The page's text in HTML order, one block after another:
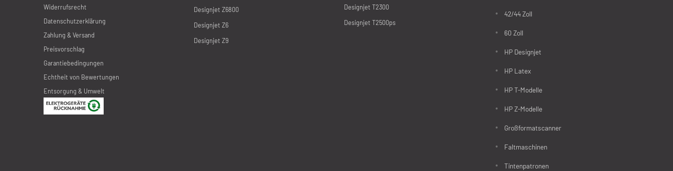
Widerrufsrecht
Datenschutzerklärung
Zahlung & Versand
Preisvorschlag
Garantiebedingungen
Echtheit von Bewertungen
Entsorgung & Umwelt
Designjet Z6800
Designjet Z6
Designjet Z9
Designjet T2300
Designjet T2500ps
42/44 Zoll
60 Zoll
HP Designjet
HP Latex
HP T-Modelle
HP Z-Modelle
Großformatscanner
Faltmaschinen
Tintenpatronen